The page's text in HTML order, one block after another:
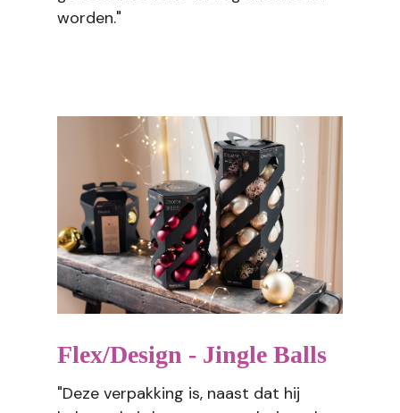
worden."
Flex/Design - Jingle Balls
"Deze verpakking is, naast dat hij